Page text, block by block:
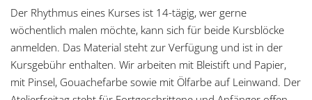
Der Rhythmus eines Kurses ist 14-tägig, wer gerne
wöchentlich malen möchte, kann sich für beide Kursblöcke
anmelden. Das Material steht zur Verfügung und ist in der
Kursgebühr enthalten. Wir arbeiten mit Bleistift und Papier,
mit Pinsel, Gouachefarbe sowie mit Ölfarbe auf Leinwand. Der